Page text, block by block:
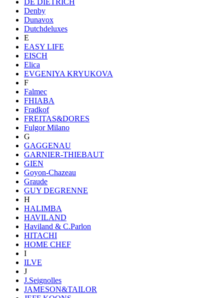
Denby
Dunavox
Dutchdeluxes
E
EASY LIFE
EISCH
Elica
EVGENIYA KRYUKOVA
F
Falmec
FHIABA
Fradkof
FREITAS&DORES
Fulgor Milano
G
GAGGENAU
GARNIER-THIEBAUT
GIEN
Goyon-Chazeau
Graude
GUY DEGRENNE
H
HALIMBA
HAVILAND
Haviland & C.Parlon
HITACHI
HOME CHEF
I
ILVE
J
J.Seignolles
JAMESON&TAILOR